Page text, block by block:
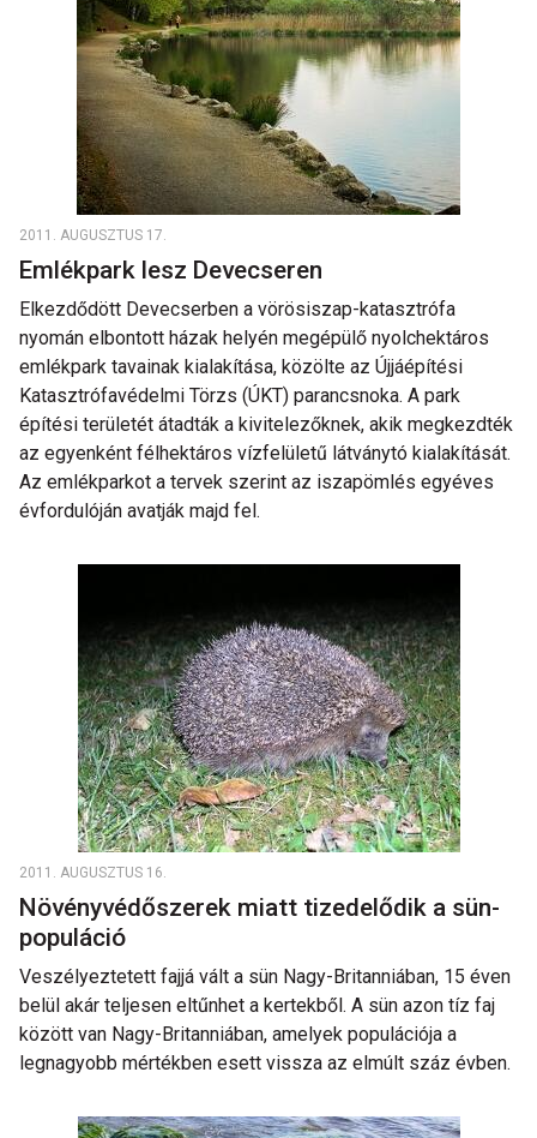
2011. AUGUSZTUS 17.
Emlékpark lesz Devecseren
Elkezdődött Devecserben a vörösiszap-katasztrófa
nyomán elbontott házak helyén megépülő nyolchektáros
emlékpark tavainak kialakítása, közölte az Újjáépítési
Katasztrófavédelmi Törzs (ÚKT) parancsnoka. A park
építési területét átadták a kivitelezőknek, akik megkezdték
az egyenként félhektáros vízfelületű látványtó kialakítását.
Az emlékparkot a tervek szerint az iszapömlés egyéves
évfordulóján avatják majd fel.
2011. AUGUSZTUS 16.
Növényvédőszerek miatt tizedelődik a sün-
populáció
Veszélyeztetett fajjá vált a sün Nagy-Britanniában, 15 éven
belül akár teljesen eltűnhet a kertekből. A sün azon tíz faj
között van Nagy-Britanniában, amelyek populációja a
legnagyobb mértékben esett vissza az elmúlt száz évben.